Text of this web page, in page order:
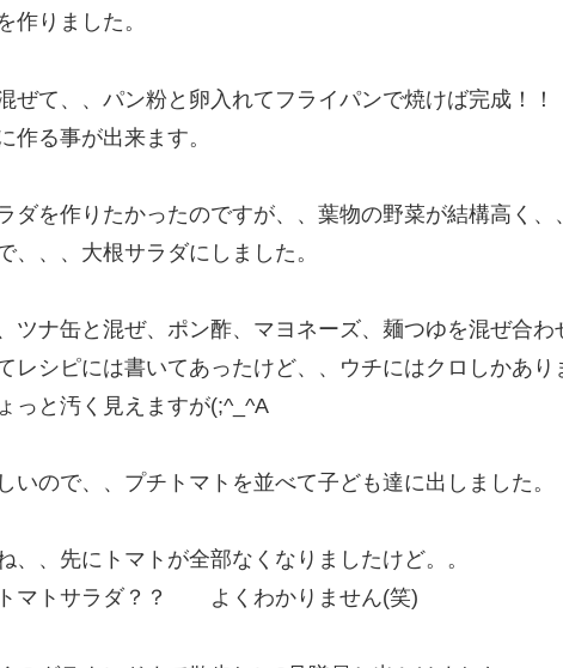
作りました。
ぜて、、パン粉と卵入れてフライパンで焼けば完成！！
作る事が出来ます。
ダを作りたかったのですが、、葉物の野菜が結構高く、
、、、大根サラダにしました。
ツナ缶と混ぜ、ポン酢、マヨネーズ、麺つゆを混ぜ合わ
レシピには書いてあったけど、、ウチにはクロしかあり
っと汚く見えますが(;^_^A
いので、、プチトマトを並べて子ども達に出しました。
、、先にトマトが全部なくなりましたけど。。
マトサラダ？？ よくわかりません(笑)